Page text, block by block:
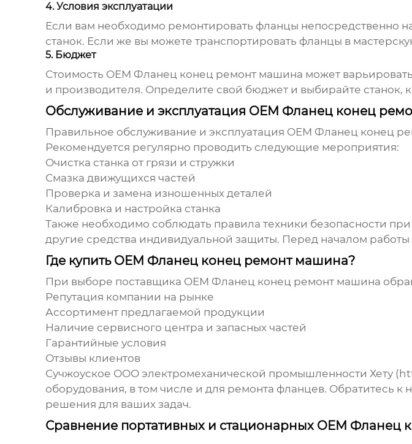
4. Условия эксплуатации
Если вам необходимо ремонтировать фланцы непосредственно
станок. Если же вы можете транспортировать фланцы в
5. Бюджет
Стоимость OEM Фланец конец ремонт машина может
и производителя. Определите свой бюджет и выбирайте станок,
Обслуживание и эксплуатация OEM Фланец конец
Правильное обслуживание и эксплуатация OEM Фланец конец
Рекомендуется регулярно проводить следующие мероприятия:
Очистка станка от грязи и стружки
Смазка движущихся частей
Проверка и замена изношенных деталей
Калибровка и настройка станка
Также необходимо соблюдать правила техники безопасности
другие средства индивидуальной защиты. Перед началом
Где купить OEM Фланец конец ремонт машина?
При выборе поставщика OEM Фланец конец ремонт машина
Репутация компании на рынке
Ассортимент предлагаемой продукции
Наличие сервисного центра и запасных частей
Гарантийные условия
Отзывы клиентов
Сучжоуское ООО электромеханической промышленности Хету (
оборудования, в том числе и для ремонта фланцев. Обратитесь
решения для ваших задач.
Сравнение портативных и стационарных OEM Фланец